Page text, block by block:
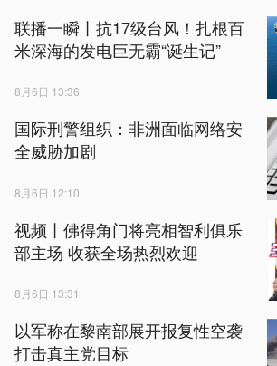
联播一瞬丨抗17级台风！扎根百
米深海的发电巨无霸“诞生记”
8月6日 13:36
国际刑警组织：非洲面临网络安
全威胁加剧
8月6日 12:10
视频丨佛得角门将亮相智利俱乐
部主场 收获全场热烈欢迎
8月6日 13:31
以军称在黎南部展开报复性空袭
打击真主党目标